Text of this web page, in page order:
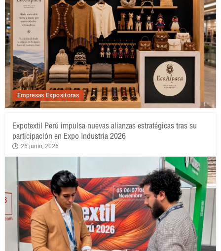
Empresas Expositoras
Expotextil Perú impulsa nuevas alianzas estratégicas tras su
participación en Expo Industria 2026
26 junio, 2026